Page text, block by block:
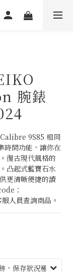
腕錶
9S85 相同
時間功能，讓你在
復古現代風格的
凸起式藍寶石水
更清晰便捷的讀
：
人員查詢商品。